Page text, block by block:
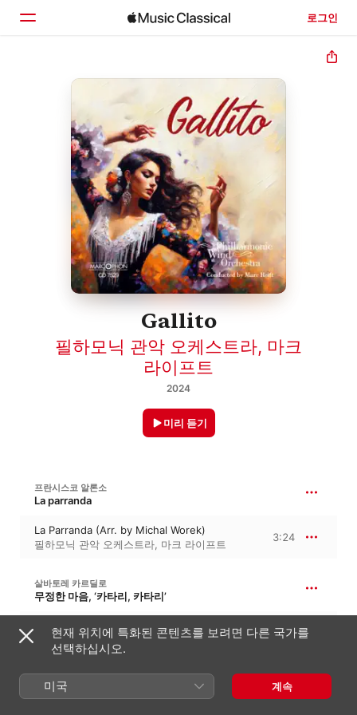
로그인
검색
Gallito
필하모닉 관악 오케스트라, 마크
라이프트
2024
미리 듣기
프란시스코 알론소
La parranda
La Parranda (Arr. by Michal Worek)
필하모닉 관악 오케스트라, 마크 라이프트
3:24
살바토레 카르딜로
무정한 마음, ‘카타리, 카타리’
Core 'Ngrato (Arr. by Jirka Kadlec)
필하모닉 관악 오케스트라 ,마크 라이프트
4:05
R. MARENCO
현재 위치에 특화된 콘텐츠를 보려면 다른 국가를
선택하십시오.
미국 계속